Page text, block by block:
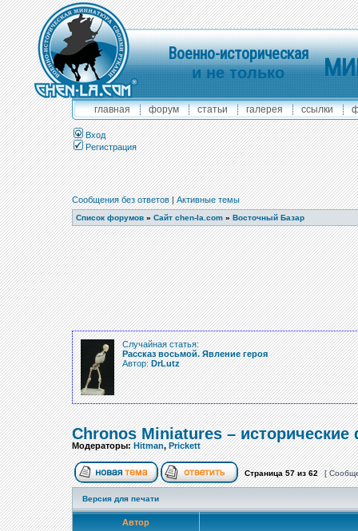
Военно-историческая
и не только
главная форум статьи галерея ссылки
Вход
Регистрация
Сообщения без ответов|Активные темы
Список форумов » Сайт chen-la.com » Восточный Базар
Случайная статья:
Рассказ восьмой. Явление героя
Автор:DrLutz
Chronos Miniatures – исторические
Модераторы:Hitman,Prickett
Страница57из62 [
Версия для печати
Автор